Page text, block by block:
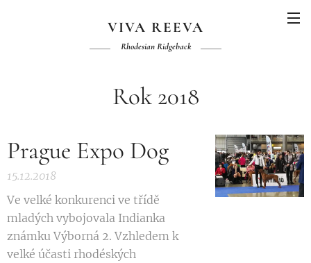
VIVA REEVA
Rhodesian Ridgeback
Rok 2018
Prague Expo Dog
15.12.2018
Ve velké konkurenci ve třídě
mladých vybojovala Indianka
známku Výborná 2. Vzhledem k
velké účasti rhodéských